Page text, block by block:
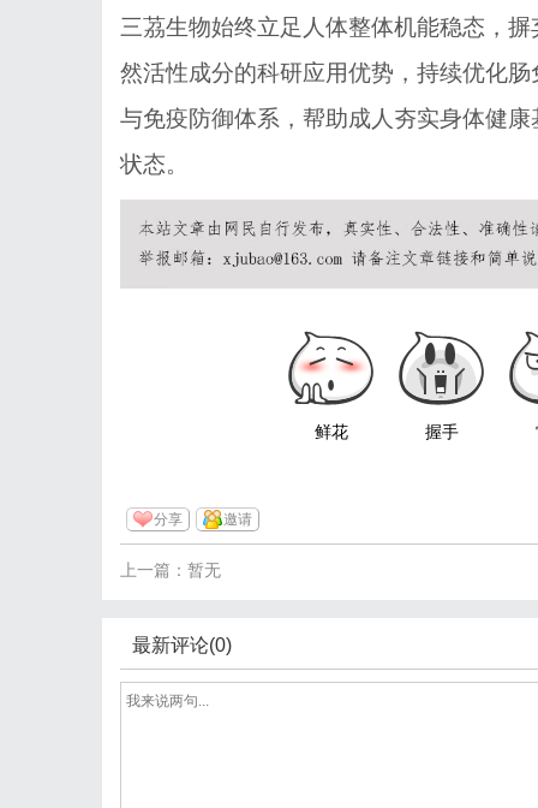
三茘生物始终立足人体整体机能稳态，
然活性成分的科研应用优势，持续优化
与免疫防御体系，帮助成人夯实身体健
状态。
鲜花 握手
分享 邀请
上一篇：暂无
最新评论(0)